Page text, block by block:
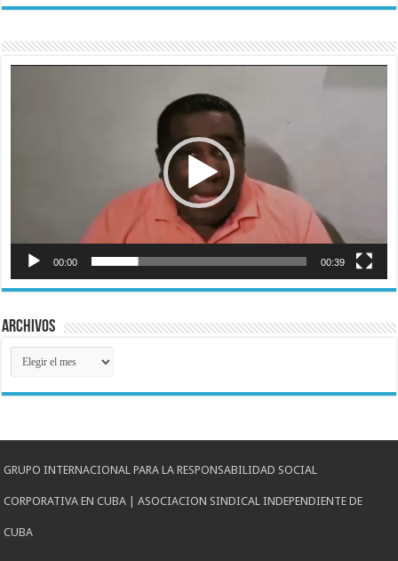
00:00 00:39
Archivos
Archivos
GRUPO INTERNACIONAL PARA LA RESPONSABILIDAD SOCIAL
CORPORATIVA EN CUBA | ASOCIACION SINDICAL INDEPENDIENTE DE
CUBA